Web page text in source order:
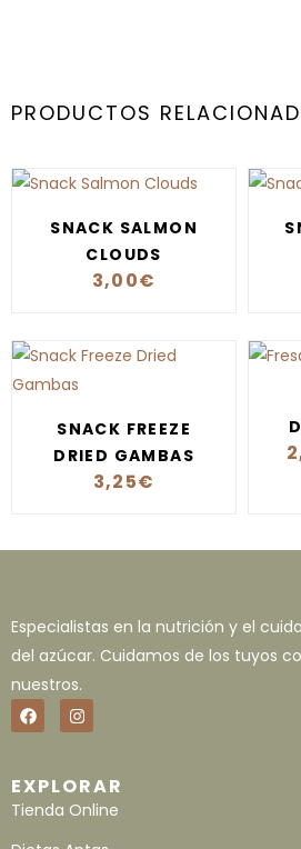
PRODUCTOS
SNACK SALMON
CLOUDS
3,00€
SNACK FREEZE
DRIED GAMBAS
3,25€
Especialistas en la nutrición y el
del azúcar. Cuidamos de los tuyos
nuestros.
EXPLORAR
Tienda Online